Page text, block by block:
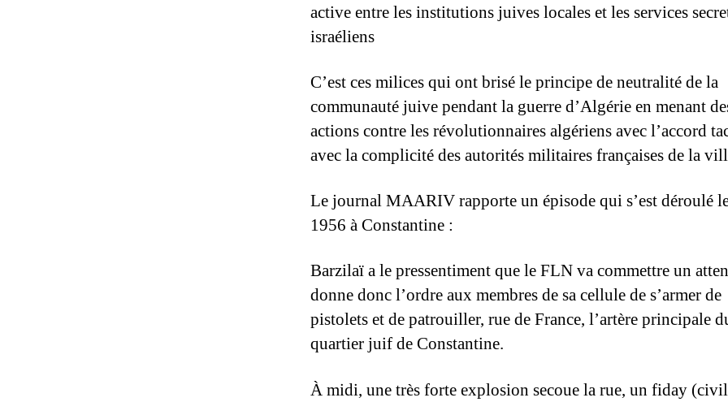
active entre les institutions juives locales et les services
israéliens
C’est ces milices qui ont brisé le principe de neutralité de la
communauté juive pendant la guerre d’Algérie en menant
actions contre les révolutionnaires algériens avec l’accord
avec la complicité des autorités militaires françaises de la
Le journal MAARIV rapporte un épisode qui s’est déroulé
1956 à Constantine :
Barzilaï a le pressentiment que le FLN va commettre un
donne donc l’ordre aux membres de sa cellule de s’armer de
pistolets et de patrouiller, rue de France, l’artère principale
quartier juif de Constantine.
À midi, une très forte explosion secoue la rue, un fiday (civil